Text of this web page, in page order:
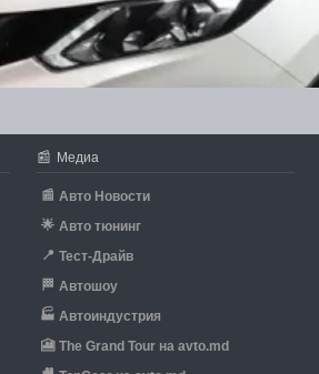
📰 Медиа
📰 Авто Новости
🌟 Авто тюнинг
📍 Тест-Драйв
🏁 Автошоу
🏭 Автоиндустрия
🎦 The Grand Tour на avto.md